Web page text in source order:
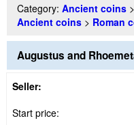
Category: Ancient coins >
Ancient coins > Roman
Augustus and
Seller:
Start price: